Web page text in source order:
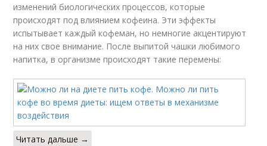
изменений биологических процессов, которые
происходят под влиянием кофеина. Эти эффекты
испытывает каждый кофеман, но немногие акцентируют
на них свое внимание. После выпитой чашки любимого
напитка, в организме происходят такие перемены:
Читать дальше →